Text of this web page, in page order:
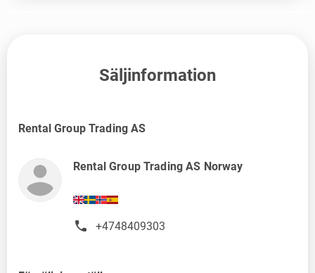
Säljinformation
Rental Group Trading AS
Rental Group Trading AS Norway
+4748409303